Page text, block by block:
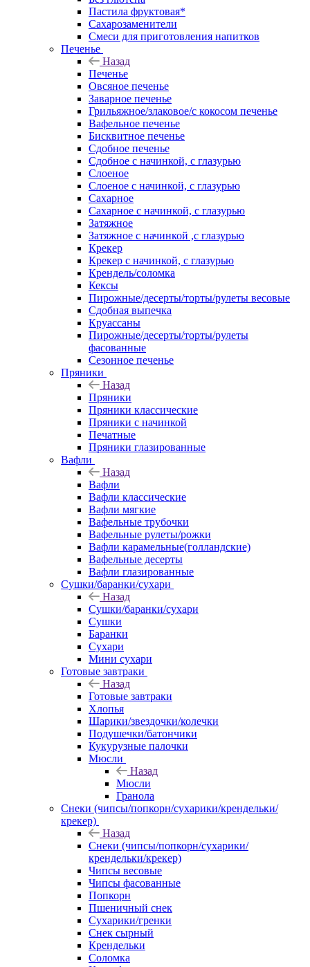
Пастила фруктовая*
Сахарозаменители
Смеси для приготовления напитков
Печенье
Назад
Печенье
Овсяное печенье
Заварное печенье
Грильяжное/злаковое/с кокосом печенье
Вафельное печенье
Бисквитное печенье
Сдобное печенье
Сдобное с начинкой, с глазурью
Слоеное
Слоеное с начинкой, с глазурью
Сахарное
Сахарное с начинкой, с глазурью
Затяжное
Затяжное с начинкой ,с глазурью
Крекер
Крекер с начинкой, с глазурью
Крендель/соломка
Кексы
Пирожные/десерты/торты/рулеты весовые
Сдобная выпечка
Круассаны
Пирожные/десерты/торты/рулеты
фасованные
Сезонное печенье
Пряники
Назад
Пряники
Пряники классические
Пряники с начинкой
Печатные
Пряники глазированные
Вафли
Назад
Вафли
Вафли классические
Вафли мягкие
Вафельные трубочки
Вафельные рулеты/рожки
Вафли карамельные(голландские)
Вафельные десерты
Вафли глазированные
Сушки/баранки/сухари
Назад
Сушки/баранки/сухари
Сушки
Баранки
Сухари
Мини сухари
Готовые завтраки
Назад
Готовые завтраки
Хлопья
Шарики/звездочки/колечки
Подушечки/батончики
Кукурузные палочки
Мюсли
Назад
Мюсли
Гранола
Снеки (чипсы/попкорн/сухарики/крендельки/
крекер)
Назад
Снеки (чипсы/попкорн/сухарики/
крендельки/крекер)
Чипсы весовые
Чипсы фасованные
Попкорн
Пшеничный снек
Сухарики/гренки
Снек сырный
Крендельки
Соломка